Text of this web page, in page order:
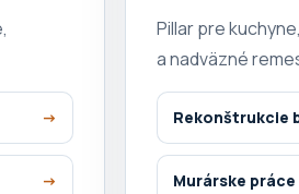
Pillar pre
a nadväzné
Rekonštrukcie
Murárske